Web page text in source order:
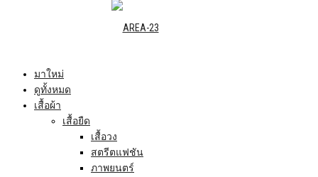
มาใหม่
ดูทั้งหมด
เสื้อผ้า
เสื้อยืด
เสื้อวง
สตรีตแฟชัน
ภาพยนตร์